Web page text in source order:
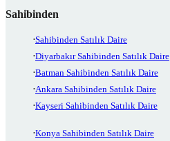
Sahibinden
Sahibinden Satılık Daire
Diyarbakır Sahibinden Satılık Daire
Batman Sahibinden Satılık Daire
Ankara Sahibinden Satılık Daire
Kayseri Sahibinden Satılık Daire
Konya Sahibinden Satılık Daire